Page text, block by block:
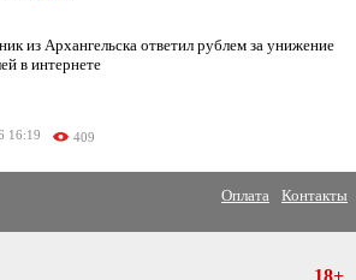
из Архангельска ответил рублем за унижение
в интернете
16:19 409
Оплата Контакты
18+